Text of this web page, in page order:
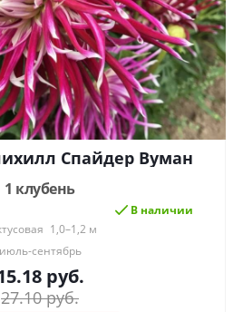
Спайдер Вуман
1 клубень
В наличии
1,0–1,2 м
июль-сентябрь
руб.
27.10руб.